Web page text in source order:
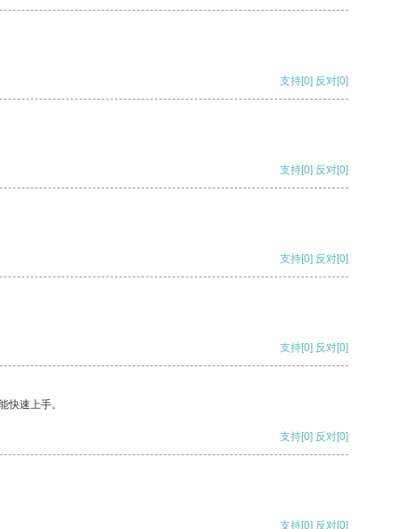
支持[0] 反对[0]
支持[0] 反对[0]
支持[0] 反对[0]
支持[0] 反对[0]
快速上手。
支持[0] 反对[0]
支持[0] 反对[0]